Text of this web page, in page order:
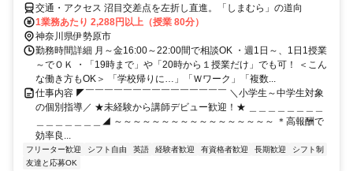
交通・アクセス 沼目交差点を左折し直進。「しまむら」の道向
1業務あたり 2,288円以上（授業 80分）
神奈川県伊勢原市
勤務時間詳細 月～金16:00～22:00間で相談OK ・週1日～、1日1授業
～でＯＫ ・「19時まで」や「20時から１授業だけ」でも可！ ＜こん
な働き方もOK＞ 「学校帰りに…」「Ｗワーク」「複数...
仕事内容 ◤￣￣￣￣￣￣￣￣￣￣￣￣￣￣￣ ＼小学生～中学生対象
の個別指導／ ★未経験から講師デビュー歓迎！★ ＿＿＿＿＿＿＿＿
＿＿＿＿＿＿＿◢ ～～～～～～～～～～～～～～～～～ ＊高報酬で
効率良...
フリーター歓迎 シフト自由 英語 経験者歓迎 有資格者歓迎 長期歓迎
シフト制
友達と応募OK